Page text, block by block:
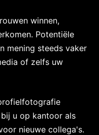
winnen,
Potentiële
mening steeds vaker
of zelfs uw
u op kantoor als
nieuwe collega's.